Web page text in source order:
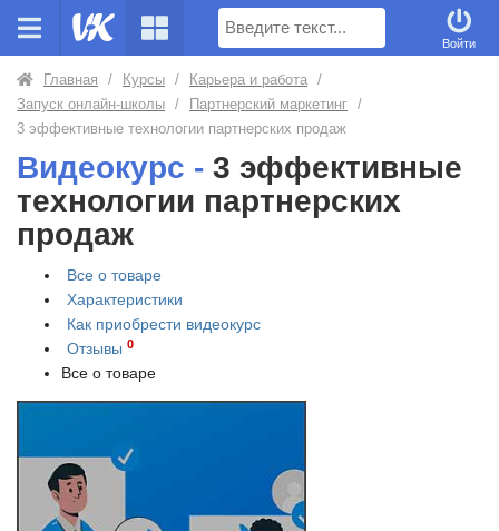
Поиск
Войти
Главная / Курсы / Карьера и работа /
Запуск онлайн-школы / Партнерский маркетинг /
3 эффективные технологии партнерских продаж
Видеокурс - 3 эффективные
технологии партнерских
продаж
Все о товаре
Характеристики
Как приобрести видеокурс
Отзывы 0
Все о товаре